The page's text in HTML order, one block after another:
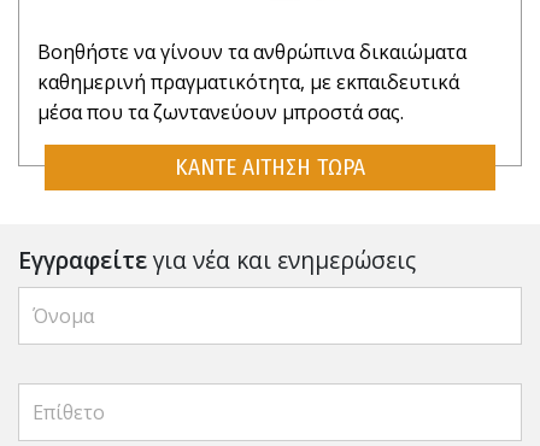
Βοηθήστε να γίνουν τα ανθρώπινα δικαιώματα
καθημερινή πραγματικότητα, με εκπαιδευτικά
μέσα που τα ζωντανεύουν μπροστά σας.
ΚΑΝΤΕ ΑΙΤΗΣΗ ΤΩΡΑ
Εγγραφείτεγια νέα και ενημερώσεις